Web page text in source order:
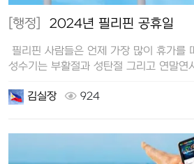
[행정] 2024년 필리핀 공휴일
필리핀 사람들은 언제 가장 많이 휴가를
성수기는 부활절과 성탄절 그리고 연말연
김실장
924